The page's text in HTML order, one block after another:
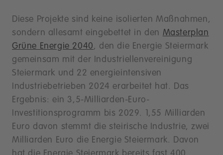
Diese Projekte sind keine isolierten Maßnahmen,
sondern allesamt eingebettet in den Masterplan
Grüne Energie 2040, den die Energie Steiermark
gemeinsam mit der Industriellenvereinigung
Steiermark und 22 energieintensiven
Industriebetrieben 2024 erarbeitet hat. Das
Ergebnis: ein 3,5-Milliarden-Euro-
Investitionsprogramm bis 2029. 1,55 Milliarden
Euro davon stemmt die steirische Industrie, zwei
Milliarden Euro die Energie Steiermark. Davon